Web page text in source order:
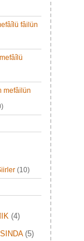
fâilün
mefâilün
(10)
(4)
(5)